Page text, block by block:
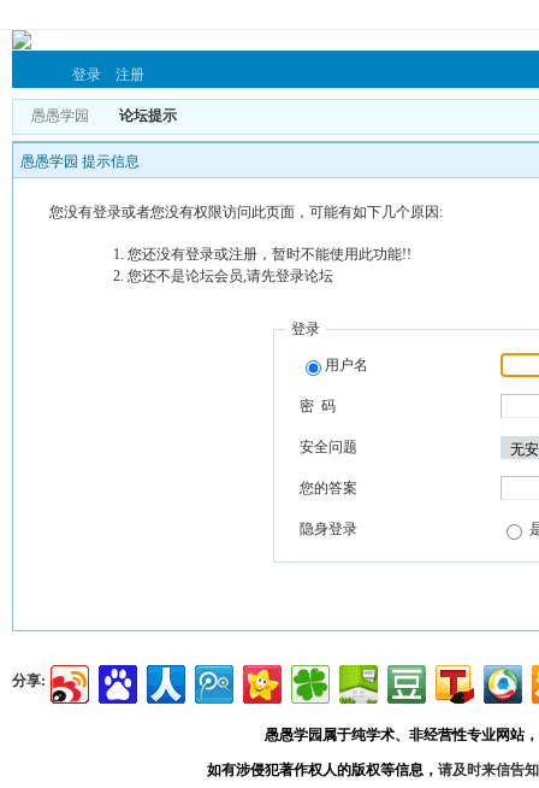
登录 注册
愚愚学园 论坛提示
愚愚学园 提示信息
您没有登录或者您没有权限访问此页面，可能有如下几个原因:
您还没有登录或注册，暂时不能使用此功能!!
您还不是论坛会员,请先登录论坛
登录
用户名
密 码
安全问题
您的答案
隐身登录
分享:
愚愚学园属于纯学术、非经营性专业网站
如有涉侵犯著作权人的版权等信息， 请及时来信告知